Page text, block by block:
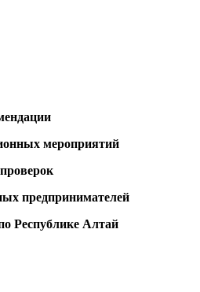
мероприятий
предпринимателей
Республике Алтай